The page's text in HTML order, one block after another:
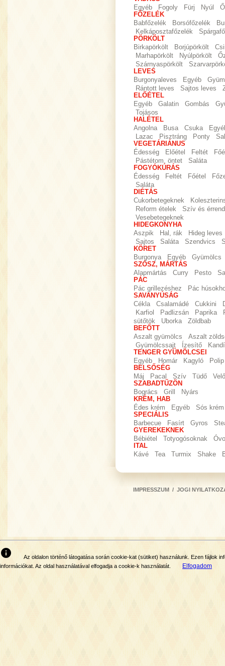
Egyéb
Fogoly Fürj Nyúl
FŐZELÉK
Babfőzelék
Borsófőzelék
Kelkáposztafőzelék
PÖRKÖLT
Birkapörkölt
Borjúpörkölt
Marhapörkölt
Nyúlpörkölt
Szárnyaspörkölt
LEVES
Burgonyaleves
Egyéb
Rántott leves
Sajtos leves
ELŐÉTEL
Egyéb
Galatin Gombás
Tojásos
HALÉTEL
Angolna
Busa Csuka
Lazac
Pisztráng Ponty
VEGETÁRIÁNUS
Édesség
Előétel Feltét
Pástétom, öntet
Saláta
FOGYÓKÚRÁS
Édesség
Feltét Főétel
Saláta
DIÉTÁS
Cukorbetegeknek
Reform ételek
Szív és
Vesebetegeknek
HIDEGKONYHA
Aszpik
Hal, rák
Hideg leves
Sajtos
Saláta Szendvics
KÖRET
Burgonya
Egyéb
Gyümölcs
SZÓSZ, MÁRTÁS
Alapmártás
Curry Pesto
PÁC
Pác grillezéshez
Pác
SAVANYÚSÁG
Cékla
Csalamádé Cukkini
Karfiol
Padlizsán Paprika
sütőtök
Uborka
Zöldbab
BEFŐTT
Aszalt gyümölcs
Aszalt
Gyümölcssajt
Ízesítő
TENGER GYÜMÖLCSEI
Egyéb
Homár Kagyló
Polip
BELSŐSÉG
Máj
Pacal Szív Tüdő
Velő
SZABADTŰZÖN
Bogrács
Grill
Nyárs
KRÉM, HAB
Édes krém
Egyéb
Sós krém
SPECIÁLIS
Barbecue
Fasírt Gyros
GYEREKEKNEK
Bébiétel
Totyogósoknak
ITAL
Kávé
Tea Turmix Shake
IMPRESSZUM / JOGI
info
Az oldalon történő látogatása során cookie-kat (sütiket) használunk. Ezen
információkat. Az oldal használatával elfogadja a cookie-k használatát.
Elfogadom